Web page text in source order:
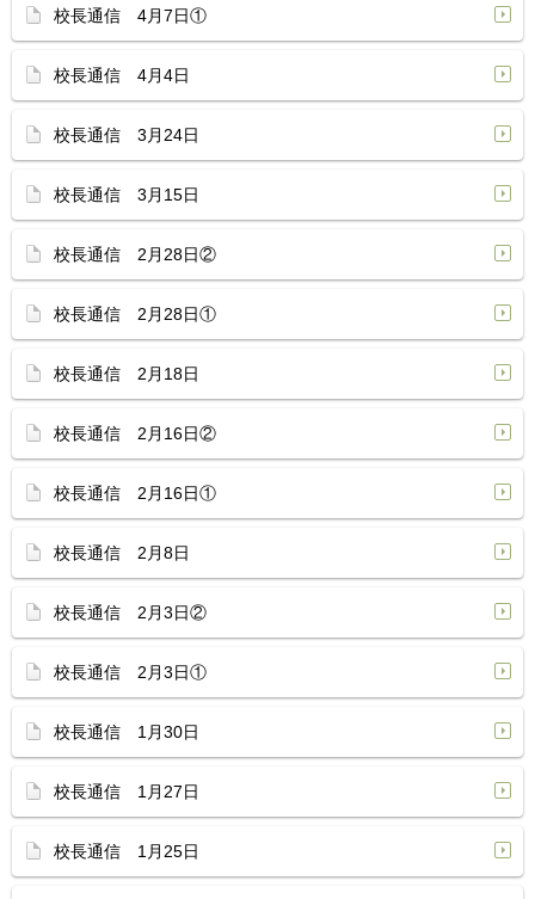
校長通信 4月7日①
校長通信 4月4日
校長通信 3月24日
校長通信 3月15日
校長通信 2月28日②
校長通信 2月28日①
校長通信 2月18日
校長通信 2月16日②
校長通信 2月16日①
校長通信 2月8日
校長通信 2月3日②
校長通信 2月3日①
校長通信 1月30日
校長通信 1月27日
校長通信 1月25日